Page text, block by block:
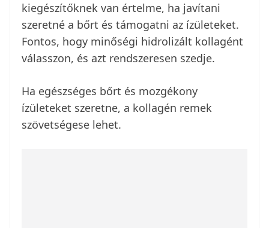
kiegészítőknek van értelme, ha javítani
szeretné a bőrt és támogatni az ízületeket.
Fontos, hogy minőségi hidrolizált kollagént
válasszon, és azt rendszeresen szedje.
Ha egészséges bőrt és mozgékony
ízületeket szeretne, a kollagén remek
szövetségese lehet.